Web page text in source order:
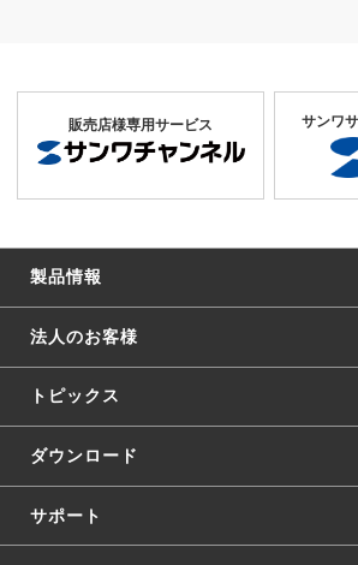
販売店様専用サービス サンワ
製品情報
法人のお客様
トピックス
ダウンロード
サポート